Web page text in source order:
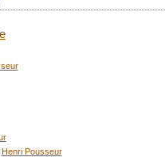
Henri Pousseur